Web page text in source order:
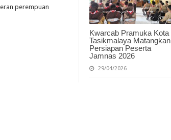
Kwarcab Pramuka Kota
Tasikmalaya Matangkan
Persiapan Peserta
Jamnas 2026
29/04/2026
perempuan